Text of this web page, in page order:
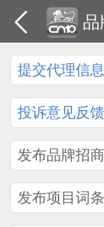
品
提交代理信息
投诉意见反馈
发布品牌招商
发布项目词条